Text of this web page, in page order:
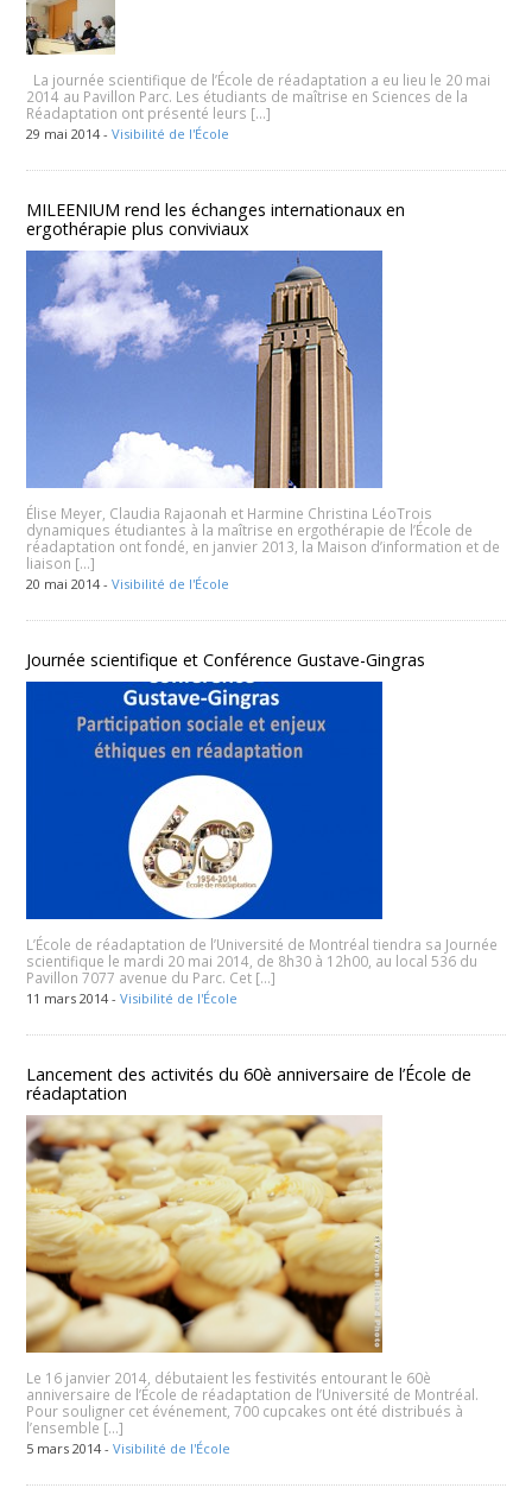
La journée scientifique de l’École de réadaptation a eu lieu le 20 mai
2014 au Pavillon Parc. Les étudiants de maîtrise en Sciences de la
Réadaptation ont présenté leurs […]
29 mai 2014 -Visibilité de l'École
MILEENIUM rend les échanges internationaux en
ergothérapie plus conviviaux
Élise Meyer, Claudia Rajaonah et Harmine Christina LéoTrois
dynamiques étudiantes à la maîtrise en ergothérapie de l’École de
réadaptation ont fondé, en janvier 2013, la Maison d’information et de
liaison […]
20 mai 2014 -Visibilité de l'École
Journée scientifique et Conférence Gustave-Gingras
L’École de réadaptation de l’Université de Montréal tiendra sa Journée
scientifique le mardi 20 mai 2014, de 8h30 à 12h00, au local 536 du
Pavillon 7077 avenue du Parc. Cet […]
11 mars 2014 -Visibilité de l'École
Lancement des activités du 60è anniversaire de l’École de
réadaptation
Le 16 janvier 2014, débutaient les festivités entourant le 60è
anniversaire de l’École de réadaptation de l’Université de Montréal.
Pour souligner cet événement, 700 cupcakes ont été distribués à
l’ensemble […]
5 mars 2014 -Visibilité de l'École